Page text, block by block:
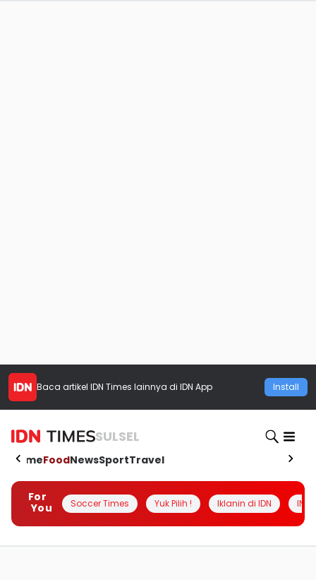
Baca artikel IDN Times lainnya di IDN App Install
SULSEL
HomeFoodNewsSportTravel
For
You
Soccer Times Yuk Pilih ! Iklanin di IDN